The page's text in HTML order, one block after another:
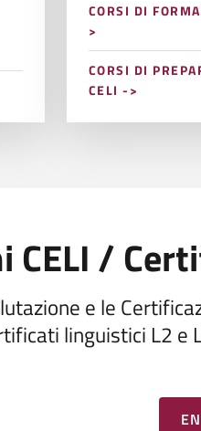
CORSI DI
>
CORSI DI
CELI ->
CELI /
e le
linguistici L2